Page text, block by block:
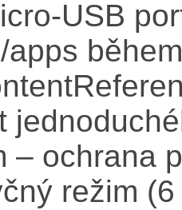
apps během
– ochrana
režim